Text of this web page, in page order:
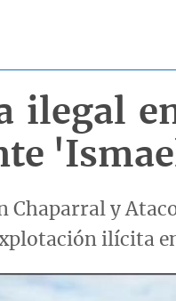
ilegal
Chaparral y
ilícita